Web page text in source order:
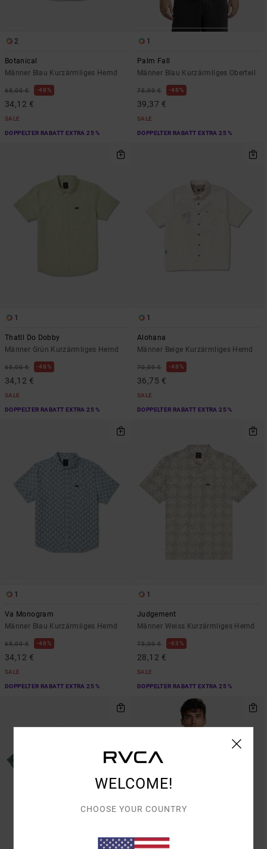
2
Botanical
Männer Blau Kurzärmliges Hemd
65,00 € 48%
34,12 €
SALE
DOPPELTER RABATT EXTRA 25 %
1
Palm Fall
Männer Blau Kurzärmliges Oberteil
75,00 € 48%
39,37 €
SALE
DOPPELTER RABATT EXTRA 25 %
1
Thatll Do Dobby
Männer Grün Kurzärmliges Hemd
65,00 € 48%
34,12 €
SALE
DOPPELTER RABATT EXTRA 25 %
1
Alohana
Männer Beige Kurzärmliges Hemd
70,00 € 48%
36,75 €
SALE
DOPPELTER RABATT EXTRA 25 %
1
Va Monogram
Männer Blau Kurzärmliges Hemd
65,00 € 48%
34,12 €
SALE
DOPPELTER RABATT EXTRA 25 %
1
Judgement
Männer Weiss Kurzärmliges Hemd
75,00 € 63%
28,12 €
SALE
DOPPELTER RABATT EXTRA 25 %
WELCOME!
CHOOSE YOUR COUNTRY